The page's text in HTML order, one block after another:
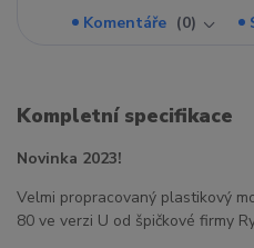
Komentáře
0
Kompletní specifikace
Novinka 2023!
Velmi propracovaný plastikový
80 ve verzi U od špičkové firmy